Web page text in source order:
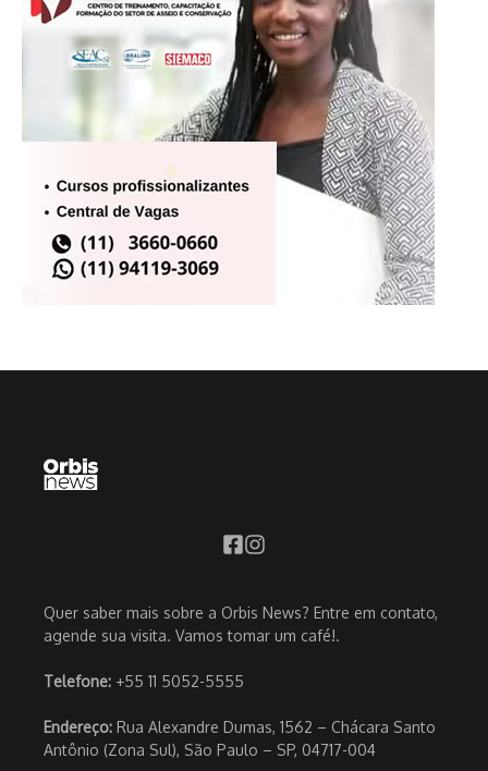
Quer saber mais sobre a Orbis News? Entre em contato,
agende sua visita. Vamos tomar um café!.
Telefone: +55 11 5052-5555
Endereço: Rua Alexandre Dumas, 1562 – Chácara Santo
Antônio (Zona Sul), São Paulo – SP, 04717-004